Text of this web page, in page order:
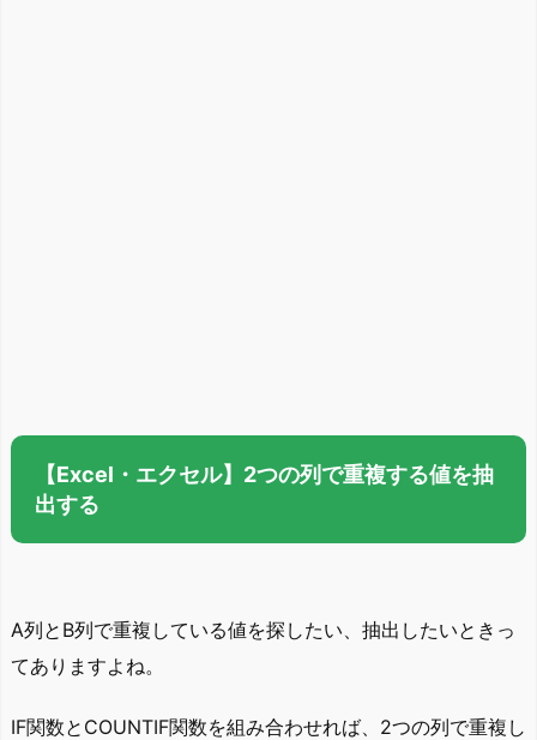
【Excel・エクセル】2つの列で重複する値を抽
出する
A列とB列で重複している値を探したい、抽出したいときっ
てありますよね。
IF関数とCOUNTIF関数を組み合わせれば、2つの列で重複し